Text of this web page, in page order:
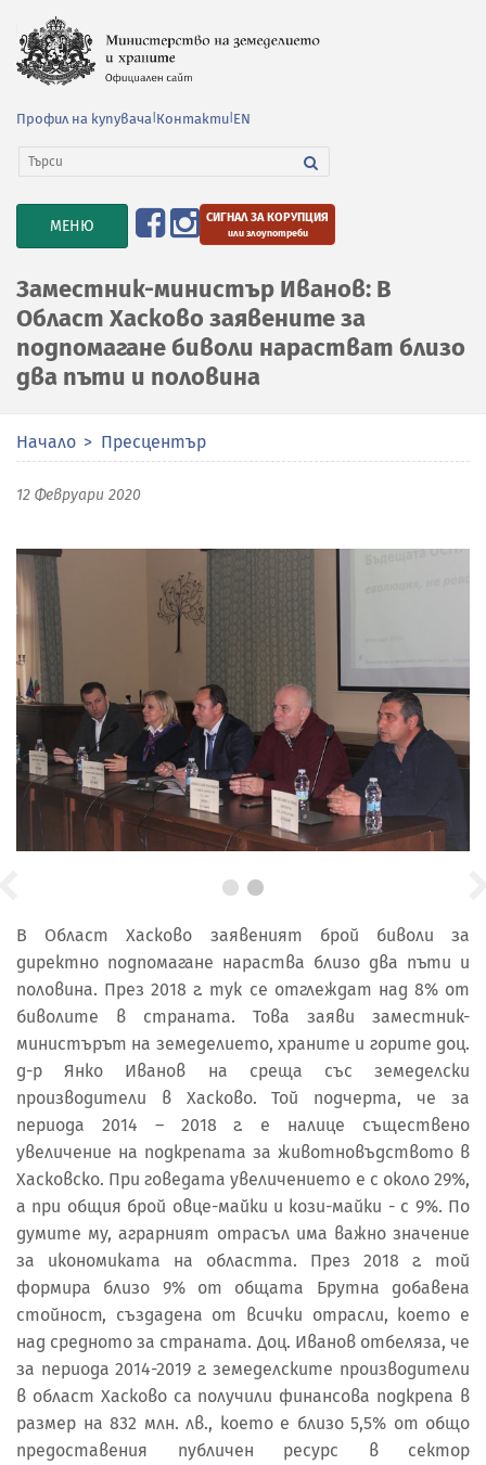
Профил на купувача Контакти EN
TOGGLE
NAVIGATION
МЕНЮ СИГНАЛ ЗА КОРУПЦИЯ
или злоупотреби
Заместник-министър Иванов: В
Област Хасково заявените за
подпомагане биволи нарастват близо
два пъти и половина
Начало Пресцентър
12 Февруари 2020
В Област Хасково заявеният брой биволи за
директно подпомагане нараства близо два пъти и
половина. През 2018 г. тук се отглеждат над 8% от
биволите в страната. Това заяви заместник-
министърът на земеделието, храните и горите доц.
д-р Янко Иванов на среща със земеделски
производители в Хасково. Той подчерта, че за
периода 2014 – 2018 г. е налице съществено
увеличение на подкрепата за животновъдството в
Хасковско. При говедата увеличението е с около 29%,
а при общия брой овце-майки и кози-майки - с 9%. По
думите му, аграрният отрасъл има важно значение
за икономиката на областта. През 2018 г. той
формира близо 9% от общата Брутна добавена
стойност, създадена от всички отрасли, което е
над средното за страната. Доц. Иванов отбеляза, че
за периода 2014-2019 г. земеделските производители
в област Хасково са получили финансова подкрепа в
размер на 832 млн. лв., което е близо 5,5% от общо
предоставения публичен ресурс в сектор